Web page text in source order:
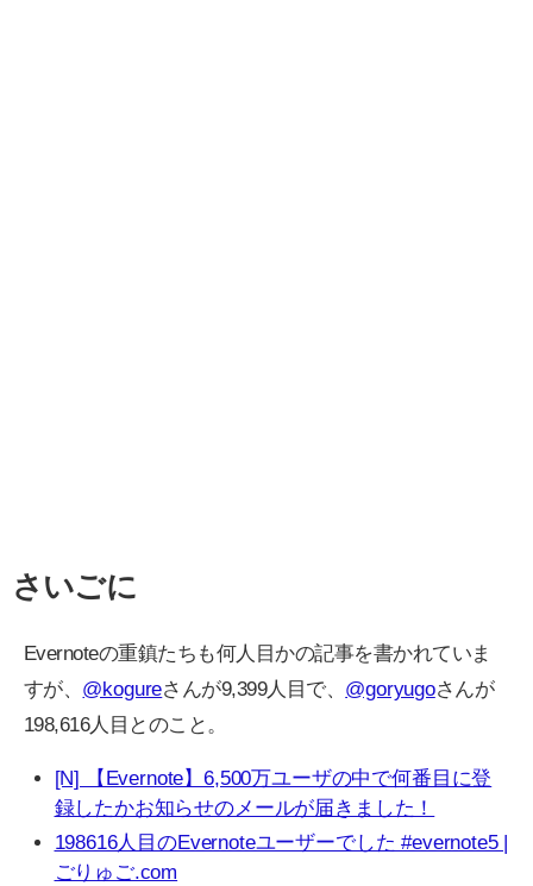
さいごに
Evernoteの重鎮たちも何人目かの記事を書かれていま
すが、 @kogureさんが9,399人目で、 @goryugoさんが
198,616人目とのこと。
[N] 【Evernote】6,500万ユーザの中で何番目に登
録したかお知らせのメールが届きました！
198616人目のEvernoteユーザーでした #evernote5 |
ごりゅご.com